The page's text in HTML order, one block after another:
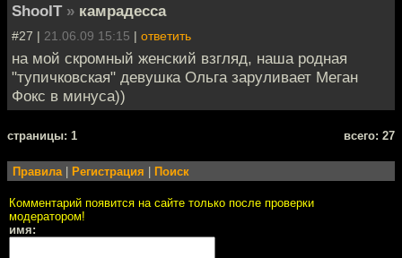
ShooIT » камрадесса
#27 | 21.06.09 15:15 | ответить
на мой скромный женский взгляд, наша родная
"тупичковская" девушка Ольга заруливает Меган
Фокс в минуса))
cтраницы: 1 всего: 27
Правила| Регистрация Поиск
Комментарий появится на сайте только после проверки
модератором!
имя: